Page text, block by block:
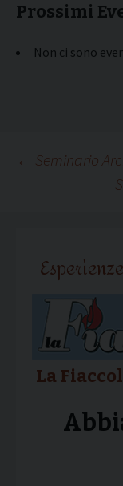
Prossimi
Non ci sono
← Seminario
Esperienze
La